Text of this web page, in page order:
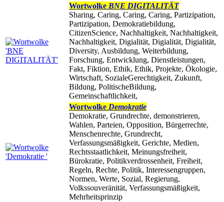
Wortwolke BNE DIGITALITÄT
Sharing, Caring, Caring, Caring, Partizipation,
Partizipation, Demokratiebildung,
CitizenScience, Nachhaltigkeit, Nachhaltigkeit,
Nachhaltigkeit, Digialität, Digialität, Digialität,
Diversity, Ausbildung, Weiterbildung,
Forschung, Entwicklung, Dienstleistungen,
Fakt, Fiktion, Ethik, Ethik, Projekte, Ökologie,
Wirtschaft, SozialeGerechtigkeit, Zukunft,
Bildung, PolitischeBildung,
Gemeinschaftlichkeit,
Wortwolke Demokratie
Demokratie, Grundrechte, demonstrieren,
Wahlen, Parteien, Opposition, Bürgerrechte,
Menschenrechte, Grundrecht,
Verfassungsmäßigkeit, Gerichte, Medien,
Rechtsstaatlichkeit, Meinungsfreiheit,
Bürokratie, Politikverdrossenheit, Freiheit,
Regeln, Rechte, Politik, Interessengruppen,
Normen, Werte, Sozial, Regierung,
Volkssouveränität, Verfassungsmäßigkeit,
Mehrheitsprinzip